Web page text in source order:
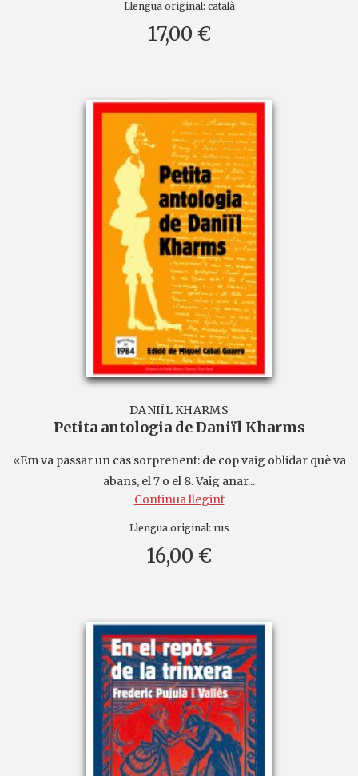
Llengua original: català
17,00 €
DANIÏL KHARMS
Petita antologia de Daniïl Kharms
«Em va passar un cas sorprenent: de cop vaig oblidar què va
abans, el 7 o el 8. Vaig anar...
Continua llegint
Llengua original: rus
16,00 €